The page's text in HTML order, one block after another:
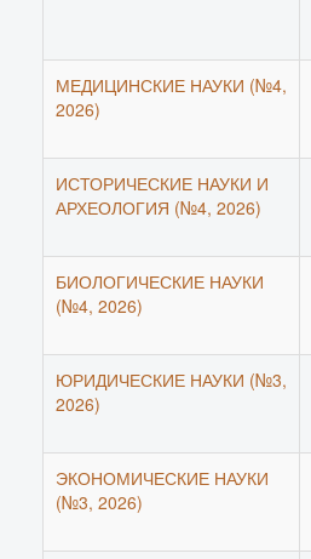
МЕДИЦИНСКИЕ НАУКИ (№4,
2026)
ИСТОРИЧЕСКИЕ НАУКИ И
АРХЕОЛОГИЯ (№4, 2026)
БИОЛОГИЧЕСКИЕ НАУКИ
(№4, 2026)
ЮРИДИЧЕСКИЕ НАУКИ (№3,
2026)
ЭКОНОМИЧЕСКИЕ НАУКИ
(№3, 2026)